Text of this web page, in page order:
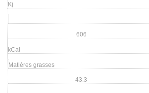
Kj
606
kCal
Matières grasses
43.3